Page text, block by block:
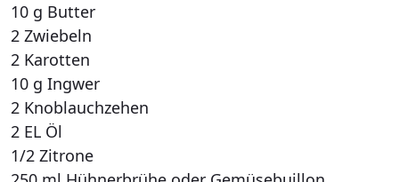
10 g Butter
2 Zwiebeln
2 Karotten
10 g Ingwer
2 Knoblauchzehen
2 EL Öl
1/2 Zitrone